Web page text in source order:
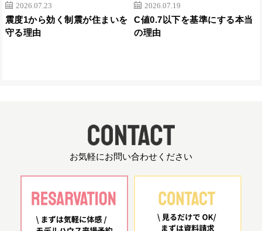
2026.07.23
震度1から効く制震が住まいを
守る理由
2026.07.19
C値0.7以下を基準にする本当
の理由
お気軽にお問い合わせください